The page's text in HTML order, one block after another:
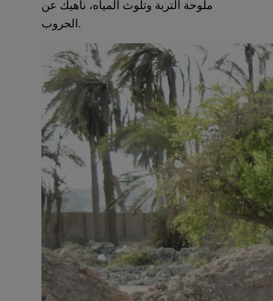
ملوحة التربة وتلوث المياه، ناهيك عن
الحروب.